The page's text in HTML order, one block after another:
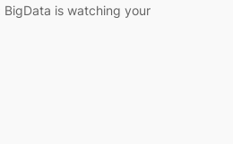
BigData is watching your